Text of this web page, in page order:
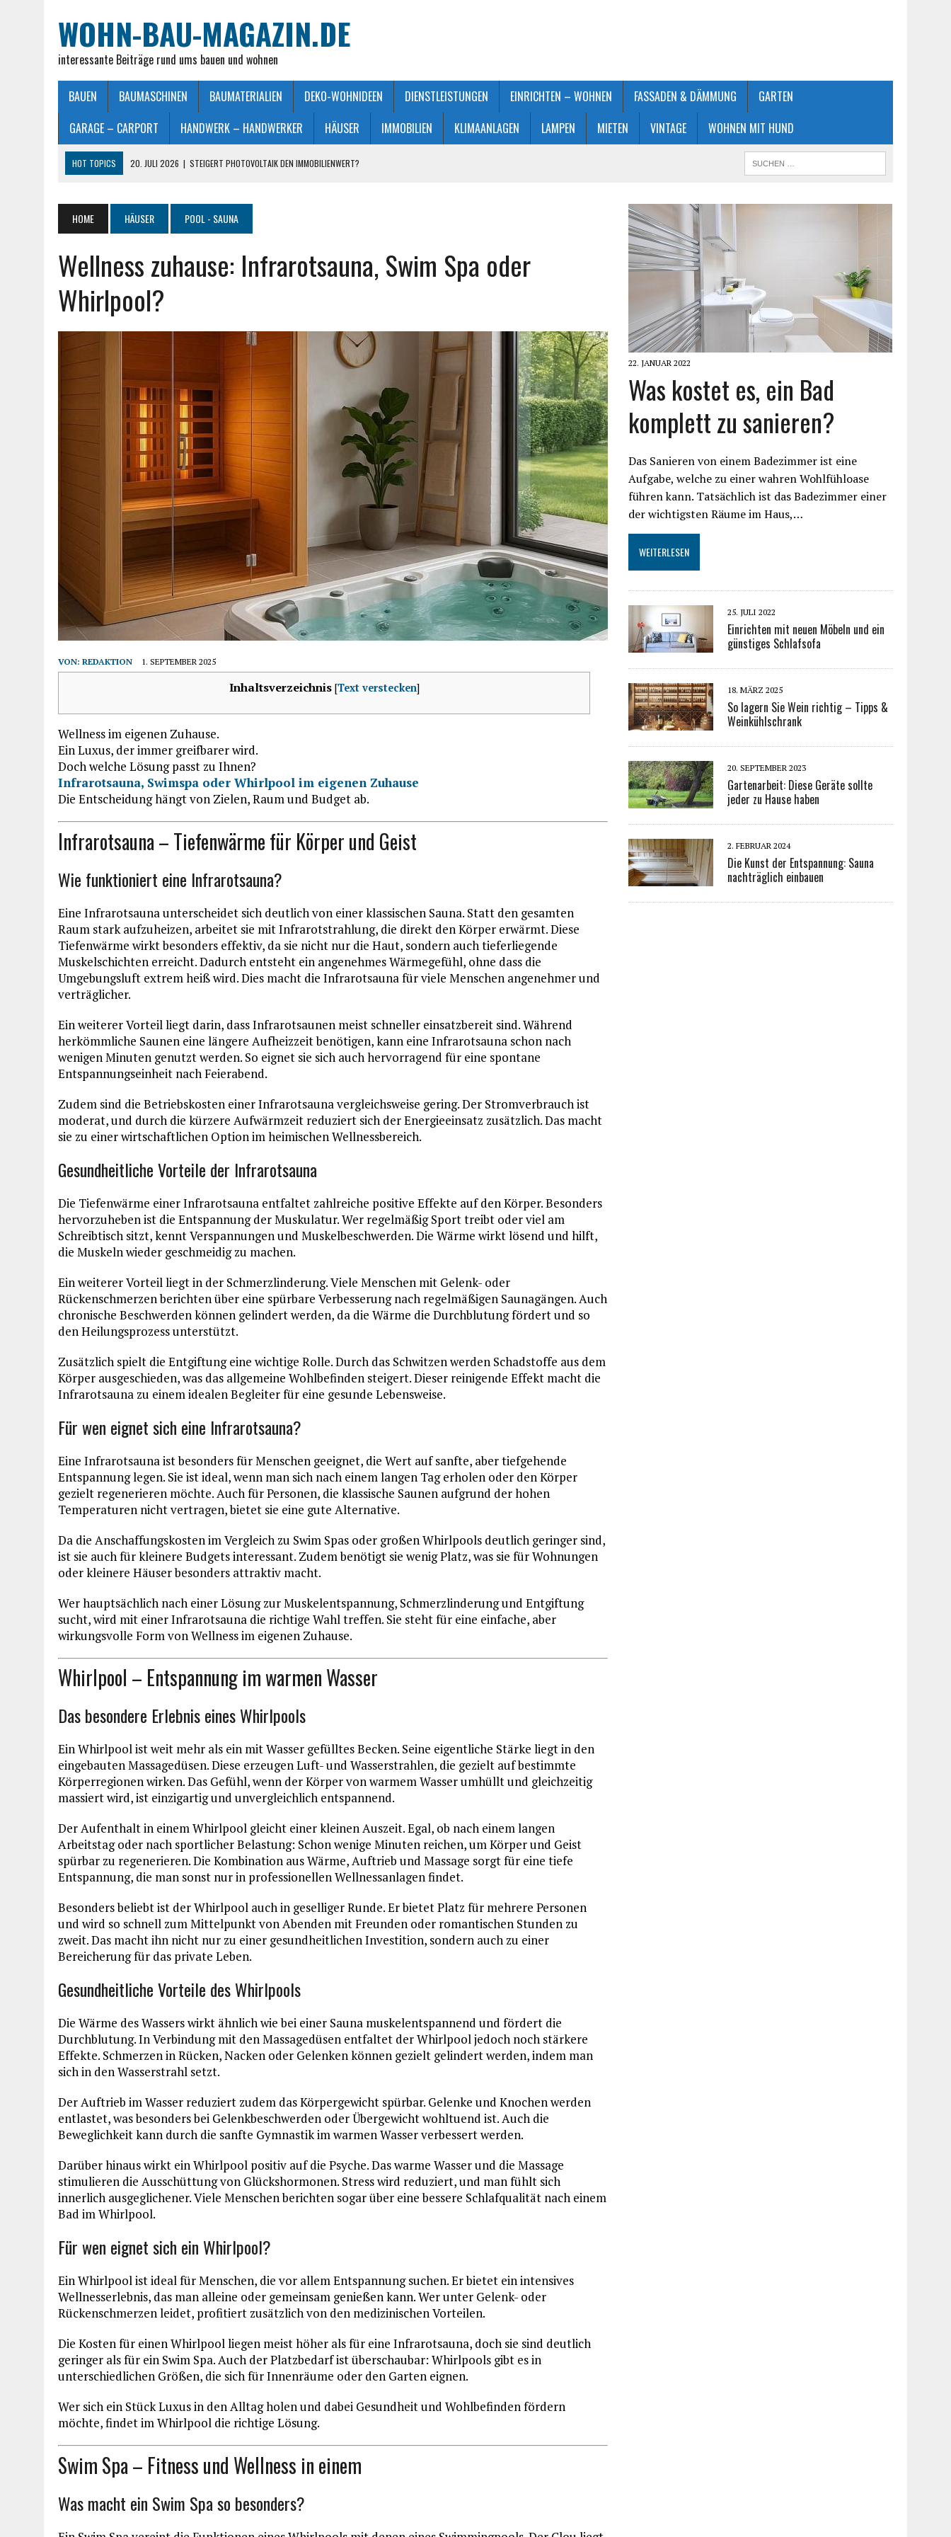
WOHN-BAU-MAGAZIN.DE
interessante Beiträge rund ums bauen und wohnen
BAUEN BAUMASCHINEN BAUMATERIALIEN DEKO-WOHNIDEEN DIENSTLEISTUNGEN EINRICHTEN – WOHNEN FASSADEN & DÄMMUNG
GARTEN
GARAGE – CARPORT
HANDWERK – HANDWERKER HÄUSER IMMOBILIEN KLIMAANLAGEN LAMPEN MIETEN VINTAGE WOHNEN MIT HUND
HOT TOPICS 20. JULI 2026 | STEIGERT PHOTOVOLTAIK DEN IMMOBILIENWERT?
25. JUNI 2026 | FRANZÖSISCHES DOPPELBETT: MASSE, VORTEILE UND KAUFBERATUNG
23. JULI 2026
SO EINFACH GELINGT – DIE PERFEKTE TERRASSENGESTALTUNG
HOME HÄUSER POOL - SAUNA
Wellness zuhause: Infrarotsauna, Swim Spa oder
Whirlpool?
VON: REDAKTION 1. SEPTEMBER 2025
Inhaltsverzeichnis [Text verstecken]
Wellness im eigenen Zuhause.
Ein Luxus, der immer greifbarer wird.
Doch welche Lösung passt zu Ihnen?
Infrarotsauna, Swimspa oder Whirlpool im eigenen Zuhause
Die Entscheidung hängt von Zielen, Raum und Budget ab.
Infrarotsauna – Tiefenwärme für Körper und Geist
Wie funktioniert eine Infrarotsauna?
Eine Infrarotsauna unterscheidet sich deutlich von einer klassischen Sauna. Statt den gesamten
Raum stark aufzuheizen, arbeitet sie mit Infrarotstrahlung, die direkt den Körper erwärmt. Diese
Tiefenwärme wirkt besonders effektiv, da sie nicht nur die Haut, sondern auch tieferliegende
Muskelschichten erreicht. Dadurch entsteht ein angenehmes Wärmegefühl, ohne dass die
Umgebungsluft extrem heiß wird. Dies macht die Infrarotsauna für viele Menschen angenehmer und
verträglicher.
Ein weiterer Vorteil liegt darin, dass Infrarotsaunen meist schneller einsatzbereit sind. Während
herkömmliche Saunen eine längere Aufheizzeit benötigen, kann eine Infrarotsauna schon nach
wenigen Minuten genutzt werden. So eignet sie sich auch hervorragend für eine spontane
Entspannungseinheit nach Feierabend.
Zudem sind die Betriebskosten einer Infrarotsauna vergleichsweise gering. Der Stromverbrauch ist
moderat, und durch die kürzere Aufwärmzeit reduziert sich der Energieeinsatz zusätzlich. Das macht
sie zu einer wirtschaftlichen Option im heimischen Wellnessbereich.
Gesundheitliche Vorteile der Infrarotsauna
Die Tiefenwärme einer Infrarotsauna entfaltet zahlreiche positive Effekte auf den Körper. Besonders
hervorzuheben ist die Entspannung der Muskulatur. Wer regelmäßig Sport treibt oder viel am
Schreibtisch sitzt, kennt Verspannungen und Muskelbeschwerden. Die Wärme wirkt lösend und hilft,
die Muskeln wieder geschmeidig zu machen.
Ein weiterer Vorteil liegt in der Schmerzlinderung. Viele Menschen mit Gelenk- oder
Rückenschmerzen berichten über eine spürbare Verbesserung nach regelmäßigen Saunagängen. Auch
chronische Beschwerden können gelindert werden, da die Wärme die Durchblutung fördert und so
den Heilungsprozess unterstützt.
Zusätzlich spielt die Entgiftung eine wichtige Rolle. Durch das Schwitzen werden Schadstoffe aus dem
Körper ausgeschieden, was das allgemeine Wohlbefinden steigert. Dieser reinigende Effekt macht die
Infrarotsauna zu einem idealen Begleiter für eine gesunde Lebensweise.
Für wen eignet sich eine Infrarotsauna?
Eine Infrarotsauna ist besonders für Menschen geeignet, die Wert auf sanfte, aber tiefgehende
Entspannung legen. Sie ist ideal, wenn man sich nach einem langen Tag erholen oder den Körper
gezielt regenerieren möchte. Auch für Personen, die klassische Saunen aufgrund der hohen
Temperaturen nicht vertragen, bietet sie eine gute Alternative.
Da die Anschaffungskosten im Vergleich zu Swim Spas oder großen Whirlpools deutlich geringer sind,
ist sie auch für kleinere Budgets interessant. Zudem benötigt sie wenig Platz, was sie für Wohnungen
oder kleinere Häuser besonders attraktiv macht.
Wer hauptsächlich nach einer Lösung zur Muskelentspannung, Schmerzlinderung und Entgiftung
sucht, wird mit einer Infrarotsauna die richtige Wahl treffen. Sie steht für eine einfache, aber
wirkungsvolle Form von Wellness im eigenen Zuhause.
Whirlpool – Entspannung im warmen Wasser
Das besondere Erlebnis eines Whirlpools
Ein Whirlpool ist weit mehr als ein mit Wasser gefülltes Becken. Seine eigentliche Stärke liegt in den
eingebauten Massagedüsen. Diese erzeugen Luft- und Wasserstrahlen, die gezielt auf bestimmte
Körperregionen wirken. Das Gefühl, wenn der Körper von warmem Wasser umhüllt und gleichzeitig
massiert wird, ist einzigartig und unvergleichlich entspannend.
Der Aufenthalt in einem Whirlpool gleicht einer kleinen Auszeit. Egal, ob nach einem langen
Arbeitstag oder nach sportlicher Belastung: Schon wenige Minuten reichen, um Körper und Geist
spürbar zu regenerieren. Die Kombination aus Wärme, Auftrieb und Massage sorgt für eine tiefe
Entspannung, die man sonst nur in professionellen Wellnessanlagen findet.
Besonders beliebt ist der Whirlpool auch in geselliger Runde. Er bietet Platz für mehrere Personen
und wird so schnell zum Mittelpunkt von Abenden mit Freunden oder romantischen Stunden zu
zweit. Das macht ihn nicht nur zu einer gesundheitlichen Investition, sondern auch zu einer
Bereicherung für das private Leben.
Gesundheitliche Vorteile des Whirlpools
Die Wärme des Wassers wirkt ähnlich wie bei einer Sauna muskelentspannend und fördert die
Durchblutung. In Verbindung mit den Massagedüsen entfaltet der Whirlpool jedoch noch stärkere
Effekte. Schmerzen in Rücken, Nacken oder Gelenken können gezielt gelindert werden, indem man
sich in den Wasserstrahl setzt.
Der Auftrieb im Wasser reduziert zudem das Körpergewicht spürbar. Gelenke und Knochen werden
entlastet, was besonders bei Gelenkbeschwerden oder Übergewicht wohltuend ist. Auch die
Beweglichkeit kann durch die sanfte Gymnastik im warmen Wasser verbessert werden.
Darüber hinaus wirkt ein Whirlpool positiv auf die Psyche. Das warme Wasser und die Massage
stimulieren die Ausschüttung von Glückshormonen. Stress wird reduziert, und man fühlt sich
innerlich ausgeglichener. Viele Menschen berichten sogar über eine bessere Schlafqualität nach einem
Bad im Whirlpool.
Für wen eignet sich ein Whirlpool?
Ein Whirlpool ist ideal für Menschen, die vor allem Entspannung suchen. Er bietet ein intensives
Wellnesserlebnis, das man alleine oder gemeinsam genießen kann. Wer unter Gelenk- oder
Rückenschmerzen leidet, profitiert zusätzlich von den medizinischen Vorteilen.
Die Kosten für einen Whirlpool liegen meist höher als für eine Infrarotsauna, doch sie sind deutlich
geringer als für ein Swim Spa. Auch der Platzbedarf ist überschaubar: Whirlpools gibt es in
unterschiedlichen Größen, die sich für Innenräume oder den Garten eignen.
Wer sich ein Stück Luxus in den Alltag holen und dabei Gesundheit und Wohlbefinden fördern
möchte, findet im Whirlpool die richtige Lösung.
Swim Spa – Fitness und Wellness in einem
Was macht ein Swim Spa so besonders?
22. JANUAR 2022
Was kostet es, ein Bad
komplett zu sanieren?
Das Sanieren von einem Badezimmer ist eine
Aufgabe, welche zu einer wahren Wohlfühloase
führen kann. Tatsächlich ist das Badezimmer einer
der wichtigsten Räume im Haus,…
WEITERLESEN
25. JULI 2022
Einrichten mit neuen Möbeln und ein
günstiges Schlafsofa
18. MÄRZ 2025
So lagern Sie Wein richtig – Tipps &
Weinkühlschrank
20. SEPTEMBER 2023
Gartenarbeit: Diese Geräte sollte
jeder zu Hause haben
2. FEBRUAR 2024
Die Kunst der Entspannung: Sauna
nachträglich einbauen